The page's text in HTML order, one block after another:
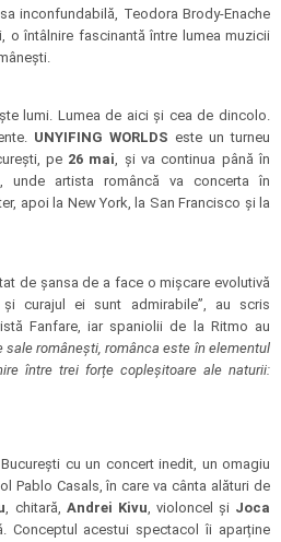
inconfundabilă, Teodora Brody-Enache
întâlnire fascinantă între lumea muzicii
lumi. Lumea de aici şi cea de dincolo.
UNYIFING WORLDS este un turneu
pe 26 mai, şi va continua până în
, unde artista româncă va concerta în
apoi la New York, la San Francisco și la
de șansa de a face o mișcare evolutivă
curajul ei sunt admirabile”, au scris
Fanfare, iar spaniolii de la Ritmo au
sale românești, românca este în elementul
între trei forțe copleșitoare ale naturii:
cu un concert inedit, un omagiu
Pablo Casals, în care va cânta alături de
, chitară, Andrei Kivu, violoncel și Joca
Conceptul acestui spectacol îi aparține